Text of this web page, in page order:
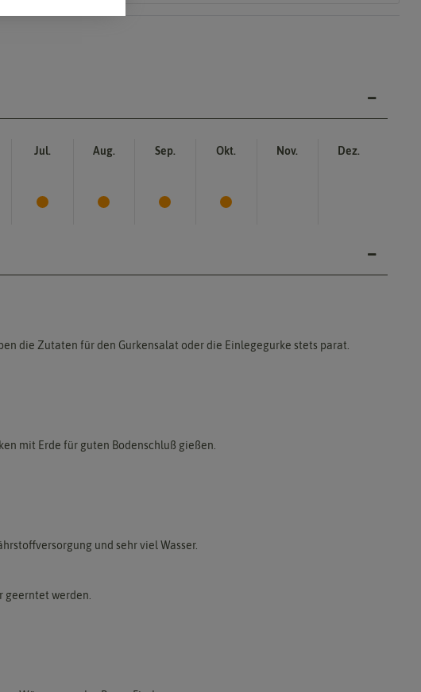
Jul. Aug. Sep. Okt. Nov. Dez.
die Zutaten für den Gurkensalat oder die Einlegegurke stets parat.
mit Erde für guten Bodenschluß gießen.
und sehr viel Wasser.
geerntet werden.